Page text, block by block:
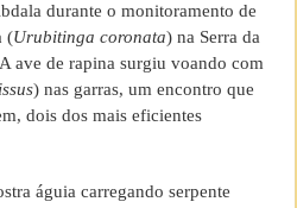
durante o monitoramento de
(Urubitinga coronata) na Serra da
ave de rapina surgiu voando com
) nas garras, um encontro que
dois dos mais eficientes
águia carregando serpente